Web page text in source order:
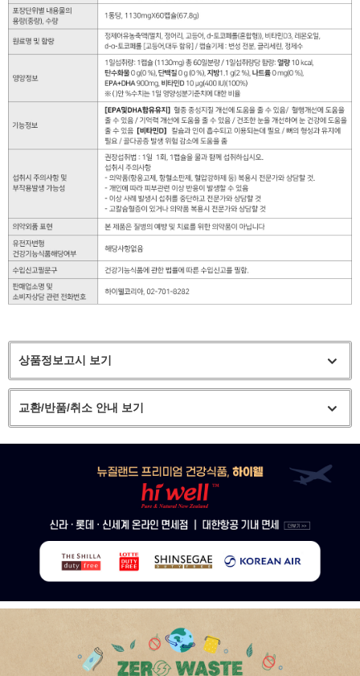
상품정보고시 보기
교환/반품/취소 안내 보기